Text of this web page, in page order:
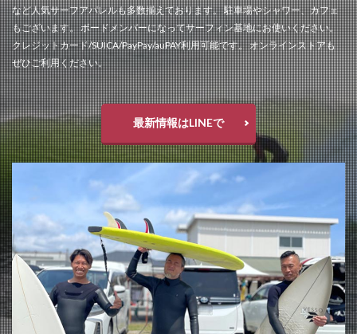
など人気サーフアパレルも多数揃えております。 駐車場やシャワー、カフェ
もございます。 ボードメンバーになってサーフィン基地にお使いください。
クレジットカード/SUICA/PayPay/auPAY利用可能です。 オンラインストアも
ぜひご利用ください。
最新情報はLINEで